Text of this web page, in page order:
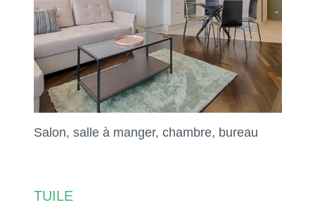
Salon, salle à manger, chambre, bureau
TUILE